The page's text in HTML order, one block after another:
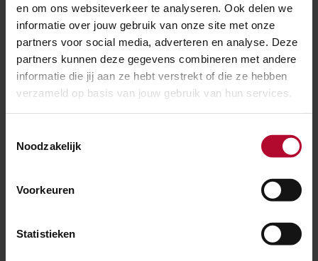
en om ons websiteverkeer te analyseren. Ook delen we
informatie over jouw gebruik van onze site met onze
partners voor social media, adverteren en analyse. Deze
partners kunnen deze gegevens combineren met andere
informatie die jij aan ze hebt verstrekt of die ze hebben
verzameld op basis van jouw gebruik van hun services.
Noodzakelijk
Voorkeuren
Statistieken
21 juli 2026